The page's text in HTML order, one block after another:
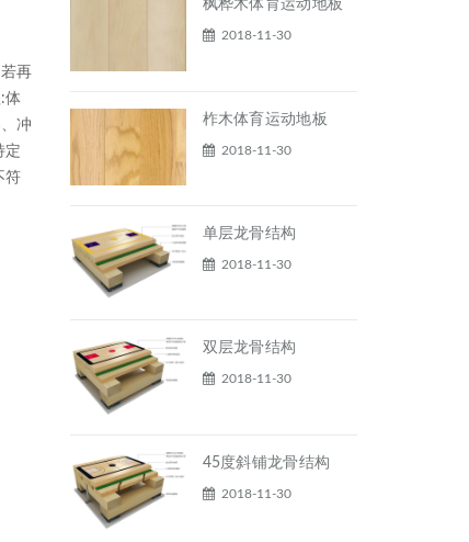
再
体
冲
定
符
枫桦木体育运动地板
2018-11-30
柞木体育运动地板
2018-11-30
单层龙骨结构
2018-11-30
双层龙骨结构
2018-11-30
45度斜铺龙骨结构
2018-11-30